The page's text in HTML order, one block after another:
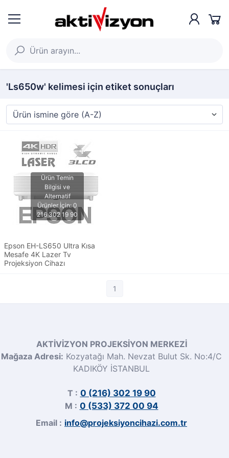
'Ls650w' kelimesi için etiket sonuçları
Epson EH-LS650 Ultra Kısa
Mesafe 4K Lazer Tv
Projeksiyon Cihazı
1
AKTİVİZYON PROJEKSİYON MERKEZİ
Mağaza Adresi: Kozyatağı Mah. Nevzat Bulut Sk. No:4/C
KADIKÖY İSTANBUL
T : 0 (216) 302 19 90
M : 0 (533) 372 00 94
Email : info@projeksiyoncihazi.com.tr